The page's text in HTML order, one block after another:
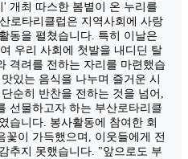
개최 따스한 봄볕이 온 누리를
로타리클럽은 지역사회에 사랑
동을 펼쳤습니다. 특히 이날은
우리 사회에 첫발을 내디딘 탈
격려를 전하는 자리를 마련했습
있는 음식을 나누며 즐거운 시
순히 반찬을 전하는 것을 넘어,
선물하고자 하는 부산로타리클
습니다. 봉사활동에 참여한 회
꽃이 가득했으며, 이웃들에게 전
추지 못했습니다. "앞으로도 부